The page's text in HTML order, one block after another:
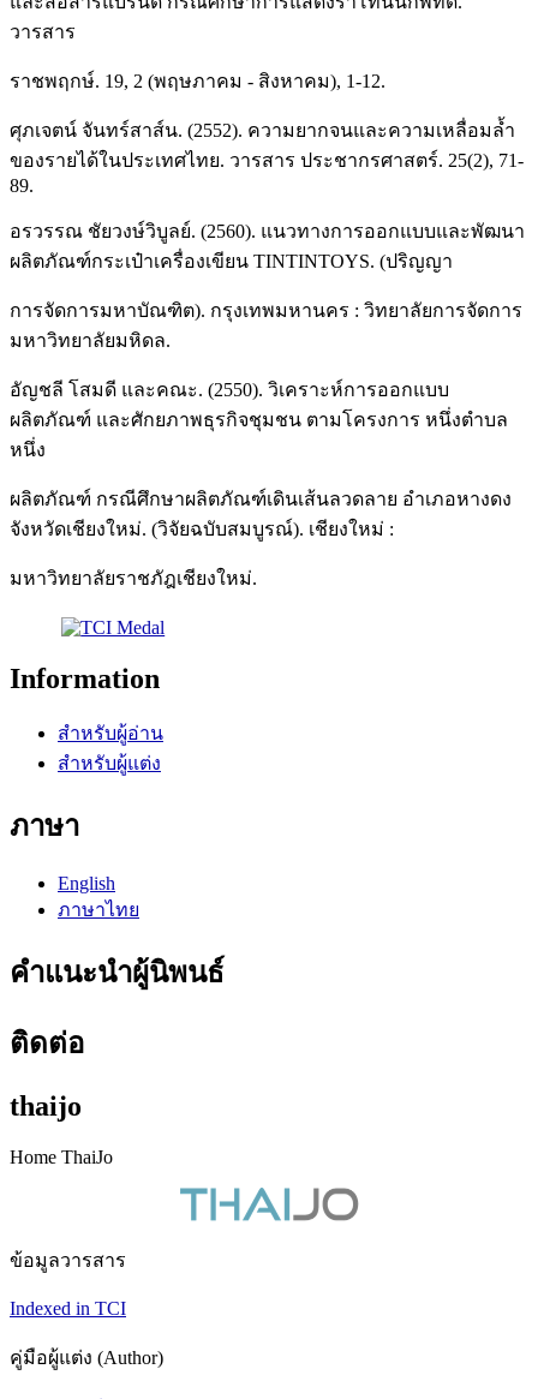
วารสาร
ราชพฤกษ์. 19, 2 (พฤษภาคม - สิงหาคม), 1-12.
ศุภเจตน์ จันทร์สาส์น. (2552). ความยากจนและความเหลื่อมล้ำ
ของรายได้ในประเทศไทย. วารสาร ประชากรศาสตร์. 25(2), 71-
89.
อรวรรณ ชัยวงษ์วิบูลย์. (2560). แนวทางการออกแบบและพัฒนา
ผลิตภัณฑ์กระเป๋าเครื่องเขียน TINTINTOYS. (ปริญญา
การจัดการมหาบัณฑิต). กรุงเทพมหานคร : วิทยาลัยการจัดการ
มหาวิทยาลัยมหิดล.
อัญชลี โสมดี และคณะ. (2550). วิเคราะห์การออกแบบ
ผลิตภัณฑ์ และศักยภาพธุรกิจชุมชน ตามโครงการ หนึ่งตำบล
หนึ่ง
ผลิตภัณฑ์ กรณีศึกษาผลิตภัณฑ์เดินเส้นลวดลาย อำเภอหางดง
จังหวัดเชียงใหม่. (วิจัยฉบับสมบูรณ์). เชียงใหม่ :
มหาวิทยาลัยราชภัฎเชียงใหม่.
Information
สำหรับผู้อ่าน
สำหรับผู้แต่ง
ภาษา
English
ภาษาไทย
คำแนะนำผู้นิพนธ์
ติดต่อ
thaijo
Home ThaiJo
ข้อมูลวารสาร
Indexed in TCI
คู่มือผู้แต่ง (Author)